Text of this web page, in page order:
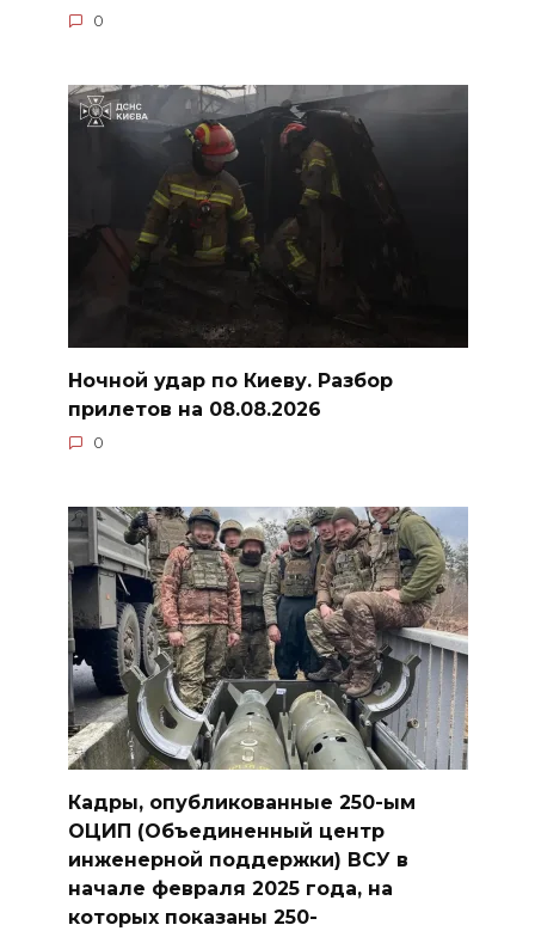
0
Ночной удар по Киеву. Разбор
прилетов на 08.08.2026
0
Кадры, опубликованные 250-ым
ОЦИП (Объединенный центр
инженерной поддержки) ВСУ в
начале февраля 2025 года, на
которых показаны 250-